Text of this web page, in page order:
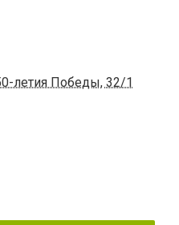
летия Победы, 32/1